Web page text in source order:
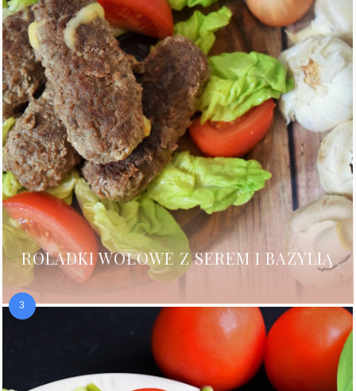
ROLADKI WOŁOWE Z SEREM I BAZYLIĄ